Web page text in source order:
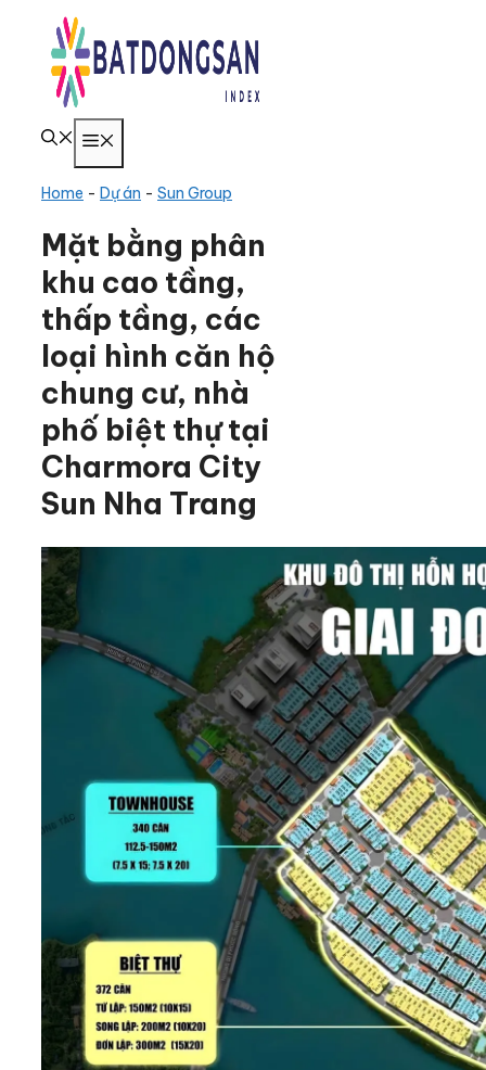
Chuyển
Home - Dự án - Sun Group
Mặt bằng phân
khu cao tầng,
thấp tầng, các
loại hình căn hộ
chung cư, nhà
phố biệt thự tại
Charmora City
Sun Nha Trang